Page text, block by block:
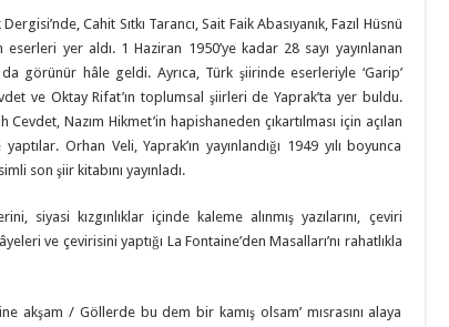
Cahit Sıtkı Tarancı, Sait Faik Abasıyanık, Fazıl Hüsnü
yer aldı. 1 Haziran 1950’ye kadar 28 sayı yayınlanan
görünür hâle geldi. Ayrıca, Türk şiirinde eserleriyle ‘Garip’
ve Oktay Rifat’ın toplumsal şiirleri de Yaprak’ta yer buldu.
Nazım Hikmet’in hapishaneden çıkartılması için açılan
Orhan Veli, Yaprak’ın yayınlandığı 1949 yılı boyunca
son şiir kitabını yayınladı.
siyasi kızgınlıklar içinde kaleme alınmış yazılarını, çeviri
ve çevirisini yaptığı La Fontaine’den Masalları’nı rahatlıkla
akşam / Göllerde bu dem bir kamış olsam’ mısrasını alaya